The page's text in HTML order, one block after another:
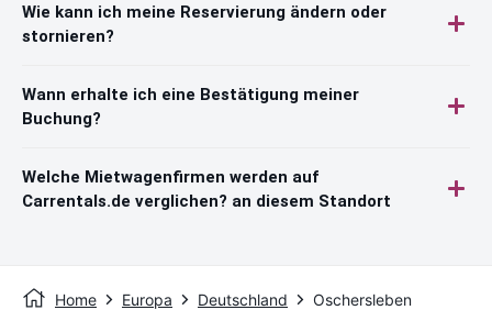
Wie kann ich meine Reservierung ändern oder
stornieren?
Wann erhalte ich eine Bestätigung meiner
Buchung?
Welche Mietwagenfirmen werden auf
Carrentals.de verglichen? an diesem Standort
Home Europa Deutschland Oschersleben